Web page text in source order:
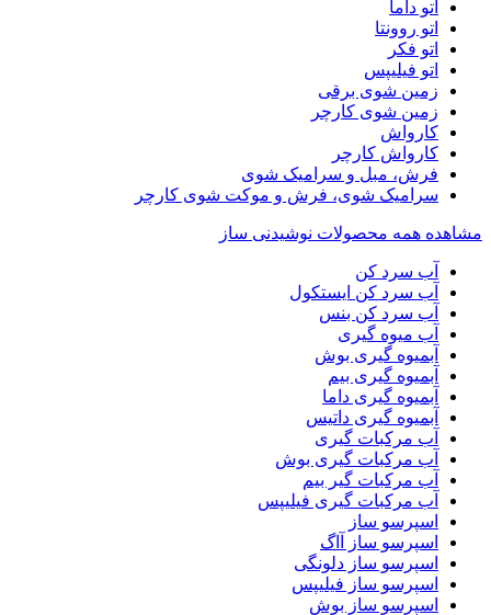
اتو داما
اتو روونتا
اتو فکر
اتو فیلیپس
زمین شوی برقی
زمین شوی کارچر
کارواش
کارواش کارچر
فرش، مبل و سرامیک شوی
سرامیک شوی، فرش و موکت شوی کارچر
مشاهده همه محصولات نوشیدنی ساز
آب سرد کن
آب سرد کن ایستکول
آب سرد کن بنس
آب میوه گیری
آبمیوه گیری بوش
آبمیوه گیری بیم
آبمیوه گیری داما
آبمیوه گیری داتیس
آب مرکبات گیری
آب مرکبات گیری بوش
آب مرکبات گیر بیم
آب مرکبات گیری فیلیپس
اسپرسو ساز
اسپرسو ساز آاگ
اسپرسو ساز دلونگی
اسپرسو ساز فیلیپس
اسپرسو ساز بوش